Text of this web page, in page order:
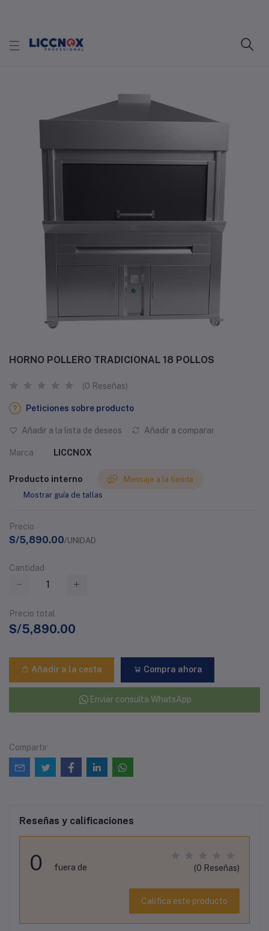
HORNO POLLERO TRADICIONAL 18 POLLOS
(0 Reseñas)
Peticiones sobre producto
Añadir a la lista de deseos Añadir a comparar
Marca LICCNOX
Producto interno
Mensaje a la tienda
Mostrar guía de tallas
Precio
S/5,890.00/UNIDAD
Cantidad
Precio total
S/5,890.00
Añadir a la cesta Compra ahora
Enviar consulta WhatsApp
Compartir
Reseñas y calificaciones
0 fuera de (0 Reseñas)
Califica este producto